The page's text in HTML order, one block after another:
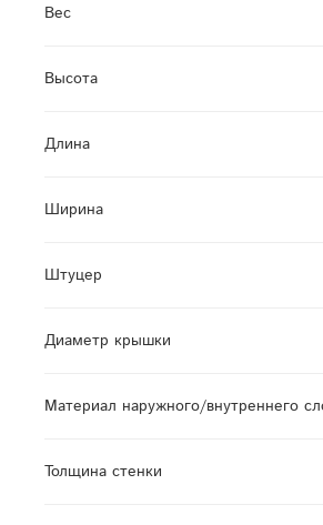
Вес
Высота
Длина
Ширина
Штуцер
Диаметр крышки
Материал наружного/внутреннего
Толщина стенки